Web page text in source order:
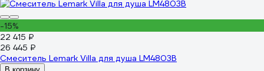
-15%
22 415 ₽
26 445 ₽
Смеситель Lemark Villa для душа LM4803B